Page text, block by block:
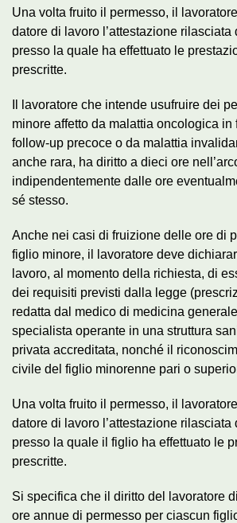
Una volta fruito il permesso, il
datore di lavoro l’attestazione rilasciata
presso la quale ha effettuato le
prescritte.
Il lavoratore che intende usufruire dei
minore affetto da malattia oncologica in
follow-up precoce o da malattia
anche rara, ha diritto a dieci ore
indipendentemente dalle ore
sé stesso.
Anche nei casi di fruizione delle ore di
figlio minore, il lavoratore deve
lavoro, al momento della richiesta, di
dei requisiti previsti dalla legge
redatta dal medico di medicina
specialista operante in una struttura
privata accreditata, nonché il
civile del figlio minorenne pari o
Una volta fruito il permesso, il
datore di lavoro l’attestazione rilasciata
presso la quale il figlio ha effettuato le
prescritte.
Si specifica che il diritto del lavoratore
ore annue di permesso per ciascun